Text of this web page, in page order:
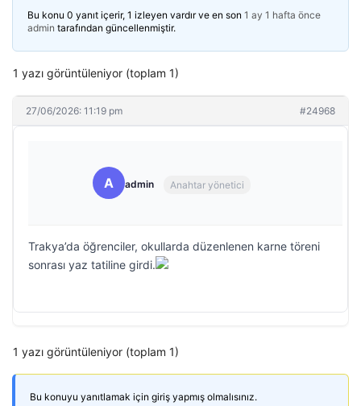
Bu konu 0 yanıt içerir, 1 izleyen vardır ve en son 1 ay 1 hafta önce
admin tarafından güncellenmiştir.
1 yazı görüntüleniyor (toplam 1)
27/06/2026: 11:19 pm #24968
A admin Anahtar yönetici
Trakya’da öğrenciler, okullarda düzenlenen karne töreni
sonrası yaz tatiline girdi.
1 yazı görüntüleniyor (toplam 1)
Bu konuyu yanıtlamak için giriş yapmış olmalısınız.